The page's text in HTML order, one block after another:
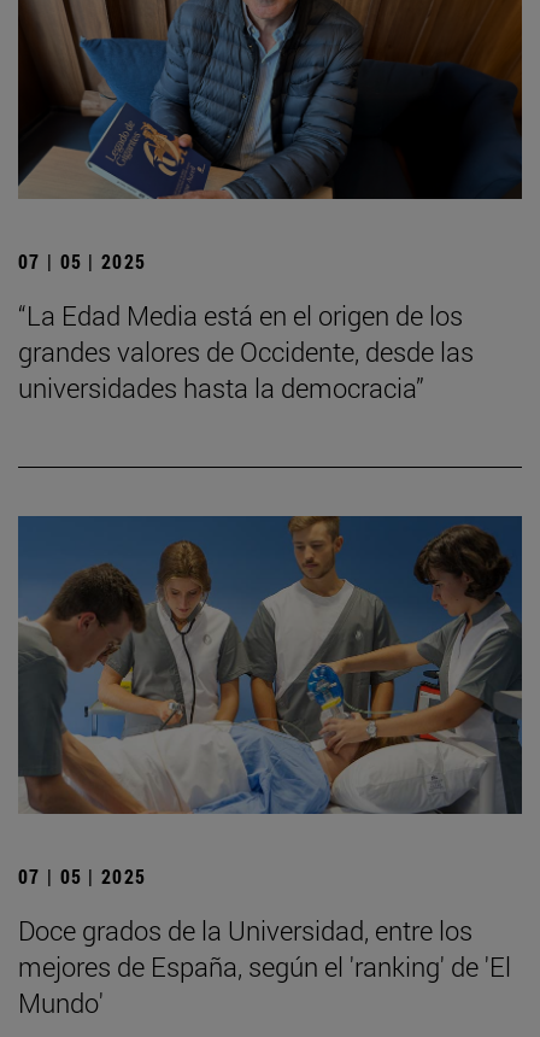
07 | 05 | 2025
“La Edad Media está en el origen de los
grandes valores de Occidente, desde las
universidades hasta la democracia”
07 | 05 | 2025
Doce grados de la Universidad, entre los
mejores de España, según el 'ranking' de 'El
Mundo'